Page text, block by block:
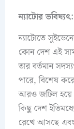
ন্যাটোর
ন্যাটোতে
কোন দেশ এই
তার বর্তমান
পারে, বিশেষ
আরও জটিল হয়ে
কিছু দেশ
রেখে আসছে